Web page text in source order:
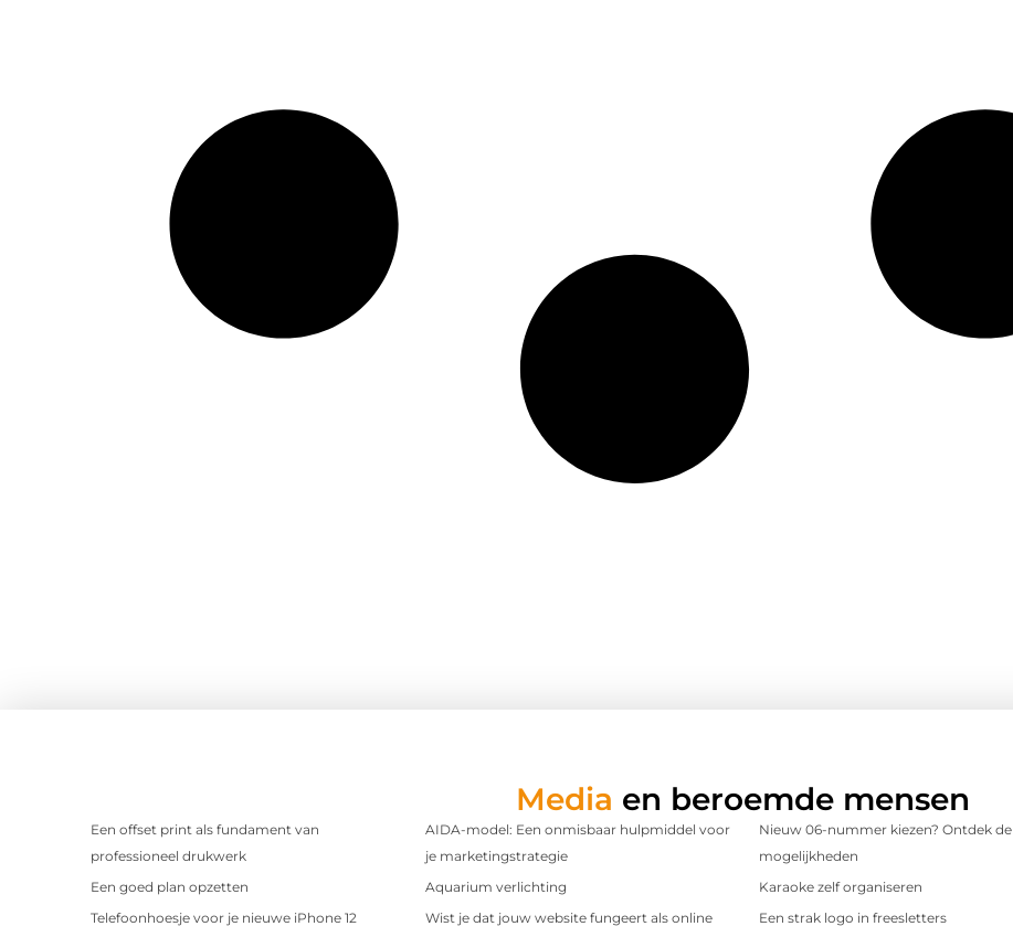
Media en beroemde mensen
Een offset print als fundament van
professioneel drukwerk
AIDA-model: Een onmisbaar hulpmiddel voor
je marketingstrategie
Nieuw 06-nummer kiezen? Ontdek de
mogelijkheden
Een goed plan opzetten
Aquarium verlichting Karaoke zelf organiseren
Telefoonhoesje voor je nieuwe iPhone 12
Wist je dat jouw website fungeert als online
Een strak logo in freesletters